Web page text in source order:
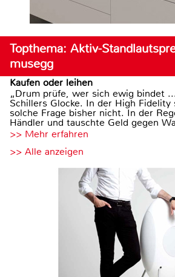
Topthema: Aktiv-
musegg
Kaufen oder leihen
„Drum prüfe, wer sich ewig bindet
Schillers Glocke. In der High
solche Frage bisher nicht. In der
Händler und tauschte Geld gegen
>> Mehr erfahren
>> Alle anzeigen